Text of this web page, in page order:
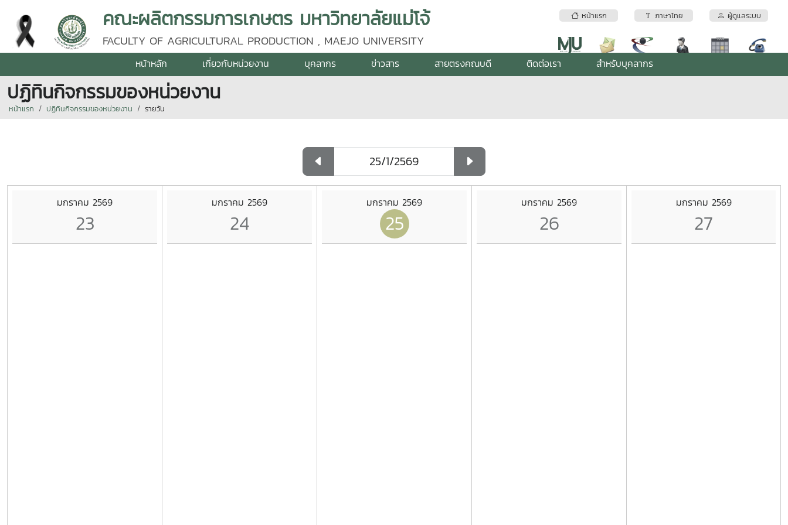
หน้าแรก ภาษาไทย ผู้ดูแลระบบ
คณะผลิตกรรมการเกษตร มหาวิทยาลัยแม่โจ้
FACULTY OF AGRICULTURAL PRODUCTION , MAEJO UNIVERSITY
หน้าหลัก เกี่ยวกับหน่วยงาน บุคลากร ข่าวสาร สายตรงคณบดี ติดต่อเรา สำหรับบุคลากร
ปฏิทินกิจกรรมของหน่วยงาน
หน้าแรก ปฏิทินกิจกรรมของหน่วยงาน รายวัน
มกราคม 2569
23
มกราคม 2569
24
มกราคม 2569
25
มกราคม 2569
26
มกราคม 2569
27